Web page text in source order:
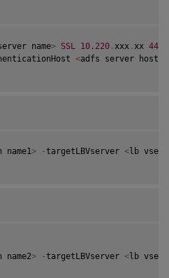
name> SSL 10.220 . xxx . xx 443
<adfs server
> -targetLBVserver <lb
> -targetLBVserver <lb